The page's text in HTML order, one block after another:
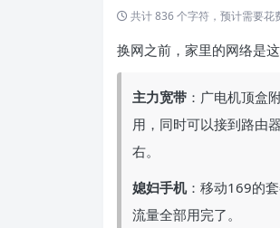
共计 836 个字符，预计需要花
换网之前，家里的网络是
主力宽带 ：广电机顶盒
用，同时可以接到路由
右。
媳妇手机：移动169的
流量全部用完了。